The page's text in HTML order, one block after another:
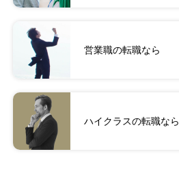
営業職の転職なら
ハイクラスの転職なら